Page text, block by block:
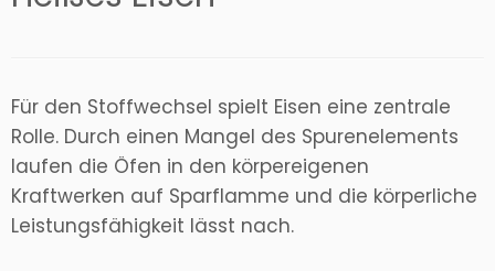
​Für den Stoffwechsel spielt Eisen eine zentrale
Rolle. Durch einen Mangel des Spurenelements
laufen die Öfen in den körpereigenen
Kraftwerken auf Sparflamme und die körperliche
Leistungsfähigkeit lässt nach.